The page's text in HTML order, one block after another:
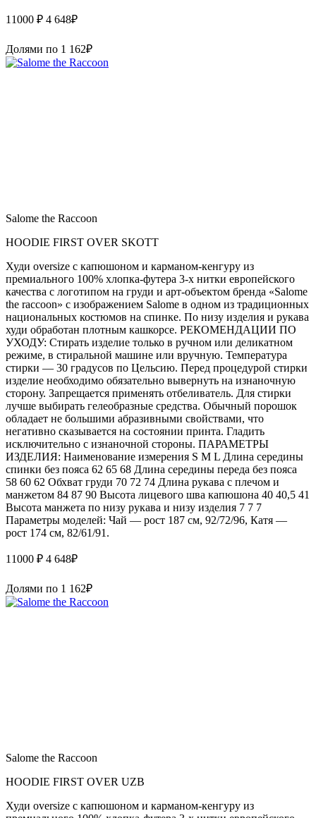
11000 ₽ 4 648₽
Долями по 1 162₽
Salome the Raccoon
HOODIE FIRST OVER SKOTT
Худи oversize с капюшоном и карманом-кенгуру из
премиального 100% хлопка-футера 3-х нитки европейского
качества с логотипом на груди и арт-объектом бренда «Salome
the raccoon» с изображением Salome в одном из традиционных
национальных костюмов на спинке. По низу изделия и рукава
худи обработан плотным кашкорсе. РЕКОМЕНДАЦИИ ПО
УХОДУ: Стирать изделие только в ручном или деликатном
режиме, в стиральной машине или вручную. Температура
стирки — 30 градусов по Цельсию. Перед процедурой стирки
изделие необходимо обязательно вывернуть на изнаночную
сторону. Запрещается применять отбеливатель. Для стирки
лучше выбирать гелеобразные средства. Обычный порошок
обладает не большими абразивными свойствами, что
негативно сказывается на состоянии принта. Гладить
исключительно с изнаночной стороны. ПАРАМЕТРЫ
ИЗДЕЛИЯ: Наименование измерения S M L Длина середины
спинки без пояса 62 65 68 Длина середины переда без пояса
58 60 62 Обхват груди 70 72 74 Длина рукава с плечом и
манжетом 84 87 90 Высота лицевого шва капюшона 40 40,5 41
Высота манжета по низу рукава и низу изделия 7 7 7
Параметры моделей: Чай — рост 187 см, 92/72/96, Катя —
рост 174 см, 82/61/91.
11000 ₽ 4 648₽
Долями по 1 162₽
Salome the Raccoon
HOODIE FIRST OVER UZB
Худи oversize с капюшоном и карманом-кенгуру из